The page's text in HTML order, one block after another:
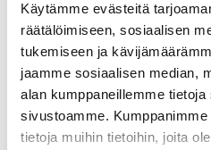
Käytämme evästeitä
räätälöimiseen, sosiaalisen
tukemiseen ja
jaamme sosiaalisen median,
alan kumppaneillemme
sivustoamme.
tietoja muihin tietoihin, joita